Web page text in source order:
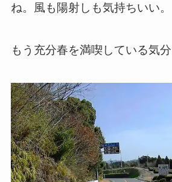
ね。風も陽射しも気持ちいい。
もう充分春を満喫している気分